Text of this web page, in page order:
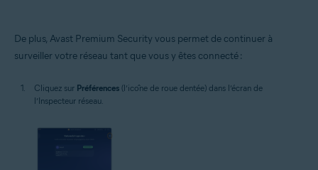
De plus, Avast Premium Security vous permet de continuer à
surveiller votre réseau tant que vous y êtes connecté :
Cliquez sur Préférences (l’icône de roue dentée) dans l’écran de
l’Inspecteur réseau.